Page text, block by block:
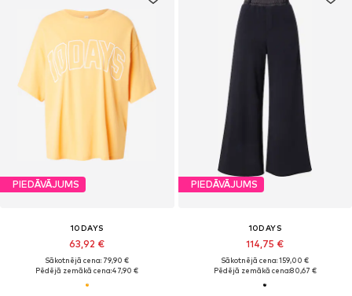
PIEDĀVĀJUMS
10DAYS
63,92 €
Sākotnējā cena: 79,90 €
Pēdējā zemākā cena:47,90 €
PIEDĀVĀJUMS
10DAYS
114,75 €
Sākotnējā cena: 159,00 €
Pēdējā zemākā cena:80,67 €